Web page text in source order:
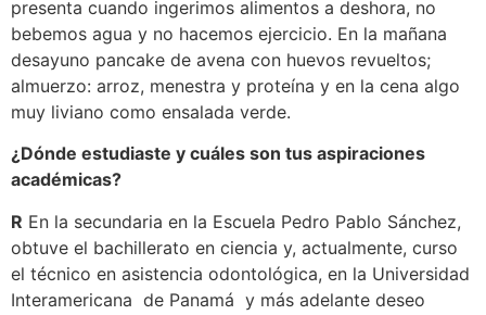
presenta cuando ingerimos alimentos a deshora, no
bebemos agua y no hacemos ejercicio. En la mañana
desayuno pancake de avena con huevos revueltos;
almuerzo: arroz, menestra y proteína y en la cena algo
muy liviano como ensalada verde.
¿Dónde estudiaste y cuáles son tus aspiraciones
académicas?
R En la secundaria en la Escuela Pedro Pablo Sánchez,
obtuve el bachillerato en ciencia y, actualmente, curso
el técnico en asistencia odontológica, en la Universidad
Interamericana de Panamá y más adelante deseo